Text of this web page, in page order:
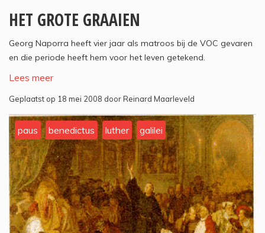
HET GROTE GRAAIEN
Georg Naporra heeft vier jaar als matroos bij de VOC gevaren
en die periode heeft hem voor het leven getekend.
Lees meer
Geplaatst op 18 mei 2008 door Reinard Maarleveld
paus benedictus luther galilei